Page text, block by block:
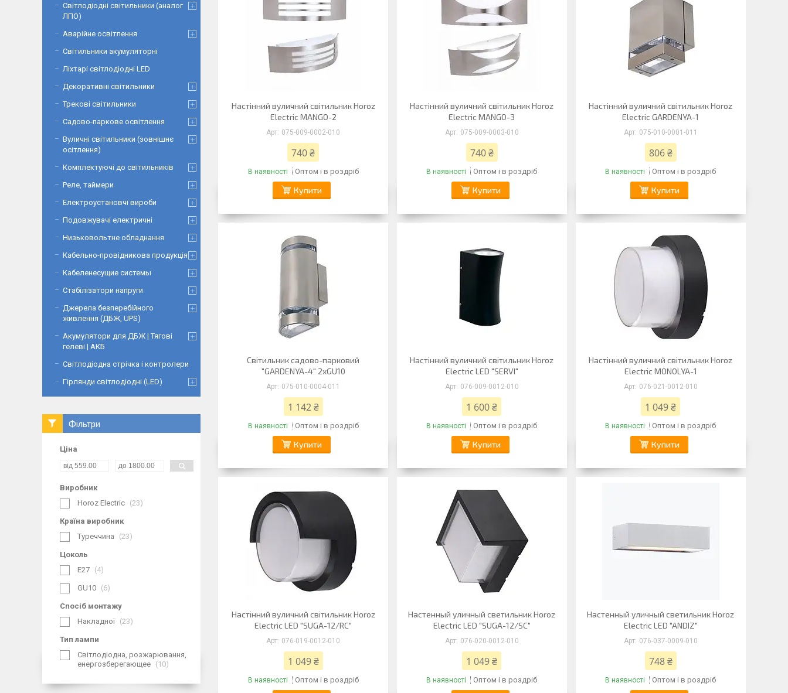
Настінний вуличний світильник Horoz
Electric MANGO-2
075-009-0002-010
740 ₴
В наявності Оптом і в роздріб
Купити
Настінний вуличний світильник Horoz
Electric MANGO-3
075-009-0003-010
740 ₴
В наявності Оптом і в роздріб
Купити
Настінний вуличний світильник Horoz
Electric GARDENYA-1
075-010-0001-011
806 ₴
В наявності Оптом і в роздріб
Купити
Світильник садово-парковий
"GARDENYA-4" 2xGU10
075-010-0004-011
1 142 ₴
В наявності Оптом і в роздріб
Купити
Настінний вуличний світильник Horoz
Electric LED "SERVI"
076-009-0012-010
1 600 ₴
В наявності Оптом і в роздріб
Купити
Настінний вуличний світильник Horoz
Electric MONOLYA-1
076-021-0012-010
1 049 ₴
В наявності Оптом і в роздріб
Купити
Настінний вуличний світильник Horoz
Electric LED "SUGA-12/RC"
076-019-0012-010
1 049 ₴
В наявності Оптом і в роздріб
Настенный уличный светильник Horoz
Electric LED "SUGA-12/SC"
076-020-0012-010
1 049 ₴
В наявності Оптом і в роздріб
Настенный уличный светильник Horoz
Electric LED "ANDIZ"
076-037-0009-010
748 ₴
В наявності Оптом і в роздріб
Світлодіодні світильники (аналог
ЛПО)
Аварійне освітлення
Світильники акумуляторні
Ліхтарі світлодіодні LED
Декоративні світильники
Трекові світильники
Садово-паркове освітлення
Вуличні світильники (зовнішнє
осітлення)
Комплектуючі до світильників
Реле, таймери
Електроустановчі вироби
Подовжувачі електричні
Низьковольтне обладнання
Кабельно-провідникова продукція
Кабеленесущие системы
Стабілізатори напруги
Джерела безперебійного
живлення (ДБЖ, UPS)
Акумулятори для ДБЖ | Тягові
гелеві | АКБ
Світлодіодна стрічка і контролери
Гірлянди світлодіодні (LED)
Фільтри
Ціна
Виробник
Horoz Electric
23
Країна виробник
Туреччина
23
Цоколь
E27
4
GU10 6
Спосіб монтажу
Накладної
23
Тип лампи
Світлодіодна, розжарювання,
енергозберегающее
10